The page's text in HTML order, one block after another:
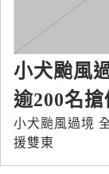
小犬颱風
逾200名
小犬颱風過境
援雙東